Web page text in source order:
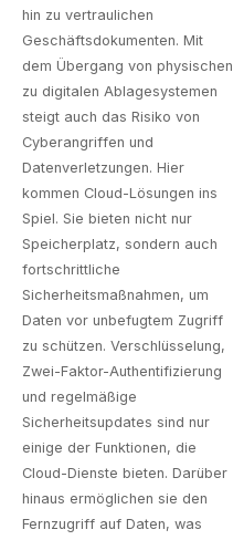
hin zu vertraulichen
Geschäftsdokumenten. Mit
dem Übergang von physischen
zu digitalen Ablagesystemen
steigt auch das Risiko von
Cyberangriffen und
Datenverletzungen. Hier
kommen Cloud-Lösungen ins
Spiel. Sie bieten nicht nur
Speicherplatz, sondern auch
fortschrittliche
Sicherheitsmaßnahmen, um
Daten vor unbefugtem Zugriff
zu schützen. Verschlüsselung,
Zwei-Faktor-Authentifizierung
und regelmäßige
Sicherheitsupdates sind nur
einige der Funktionen, die
Cloud-Dienste bieten. Darüber
hinaus ermöglichen sie den
Fernzugriff auf Daten, was